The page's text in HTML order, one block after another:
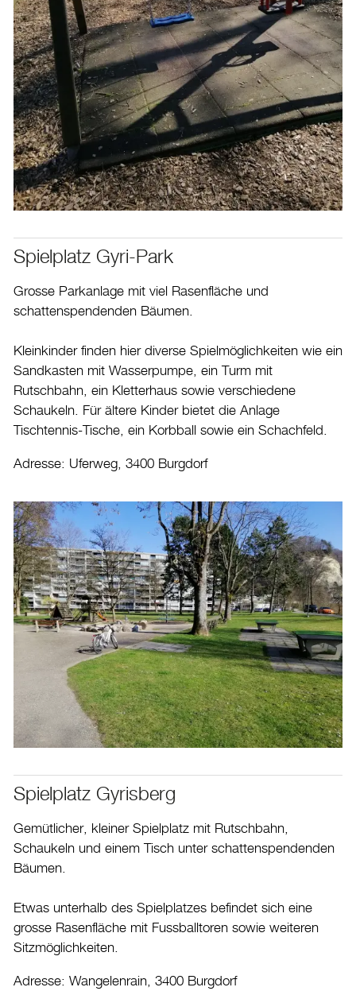
Spielplatz Gyri-Park
Grosse Parkanlage mit viel Rasenfläche und
schattenspendenden Bäumen.
Kleinkinder finden hier diverse Spielmöglichkeiten wie ein
Sandkasten mit Wasserpumpe, ein Turm mit
Rutschbahn, ein Kletterhaus sowie verschiedene
Schaukeln. Für ältere Kinder bietet die Anlage
Tischtennis-Tische, ein Korbball sowie ein Schachfeld.
Adresse: Uferweg, 3400 Burgdorf
Spielplatz Gyrisberg
Gemütlicher, kleiner Spielplatz mit Rutschbahn,
Schaukeln und einem Tisch unter schattenspendenden
Bäumen.
Etwas unterhalb des Spielplatzes befindet sich eine
grosse Rasenfläche mit Fussballtoren sowie weiteren
Sitzmöglichkeiten.
Adresse: Wangelenrain, 3400 Burgdorf